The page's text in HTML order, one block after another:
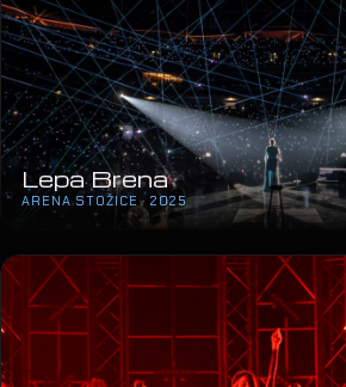
Lepa Brena
ARENA STOŽICE · 2025